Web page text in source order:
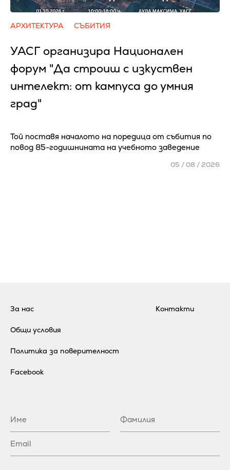
АРХИТЕКТУРА СЪБИТИЯ
УАСГ организира Национален
форум "Да строиш с изкуствен
интелект: от кампуса до умния
град"
Той поставя началото на поредица от събития по
повод 85-годишнината на учебното заведение
05 / 08 / 2026
За нас
Общи условия
Политика за поверителност
Контакти
Facebook